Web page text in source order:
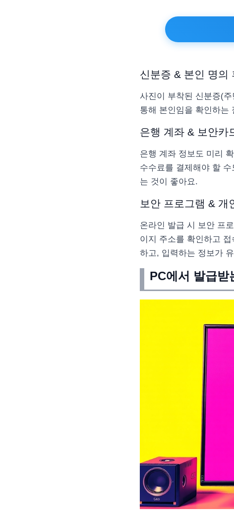
신분증 & 본인 명의
사진이 부착된 신분증(
통해 본인임을 확인하는
은행 계좌 & 보안카
은행 계좌 정보도 미리
수수료를 결제해야 할
는 것이 좋아요.
보안 프로그램 & 개
온라인 발급 시 보안 프
이지 주소를 확인하고
하고, 입력하는 정보가
PC에서 발급받